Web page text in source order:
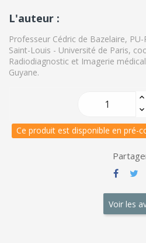
L'auteur :
Professeur Cédric de Bazelaire,
Saint-Louis - Université de Paris,
Radiodiagnostic et Imagerie
Guyane.
Ce produit est disponible en pré-
Voir les